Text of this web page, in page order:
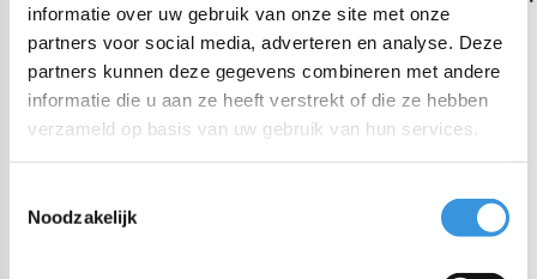
informatie over uw gebruik van onze site met onze
partners voor social media, adverteren en analyse. Deze
partners kunnen deze gegevens combineren met andere
informatie die u aan ze heeft verstrekt of die ze hebben
verzameld op basis van uw gebruik van hun services.
Noodzakelijk
zonder dop - Mojito
op voorraad